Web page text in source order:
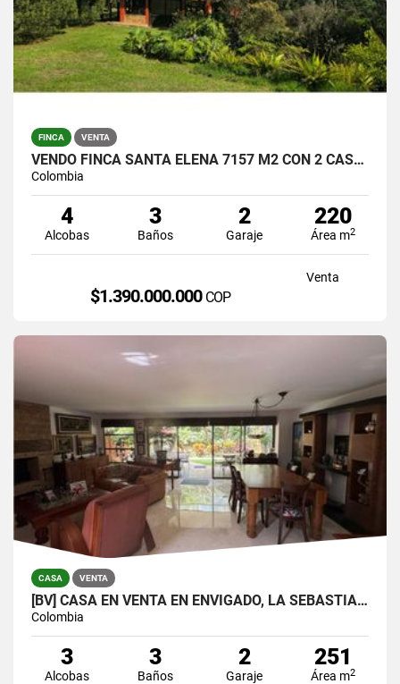
FINCA VENTA
VENDO FINCA SANTA ELENA 7157 M2 CON 2 CASAS / $1.390.000.000
Colombia
4
Alcobas
3
Baños
2
Garaje
220
Área m2
Venta
$1.390.000.000 COP
CASA VENTA
[BV] CASA EN VENTA EN ENVIGADO, LA SEBASTIANA
Colombia
3
Alcobas
3
Baños
2
Garaje
251
Área m2